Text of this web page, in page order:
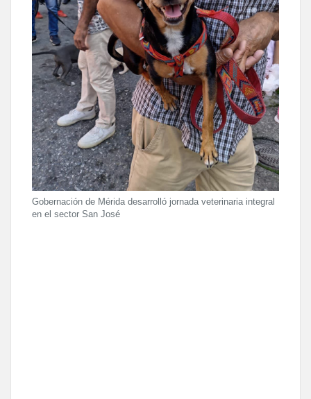
Gobernación de Mérida desarrolló jornada veterinaria integral
en el sector San José